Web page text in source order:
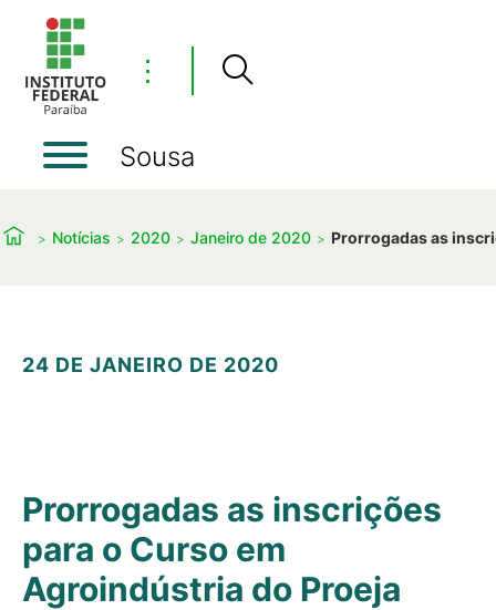
⋮
Sousa
Notícias 2020 Janeiro de 2020 Prorrogadas as
24 DE JANEIRO DE 2020
Prorrogadas as inscrições
para o Curso em
Agroindústria do Proeja